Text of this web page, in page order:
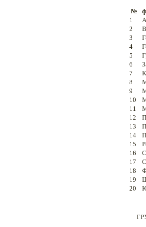
№
1
2
3
4
5
6
7
8
9
10
11
12
13
14
15
16
17
18
19
20